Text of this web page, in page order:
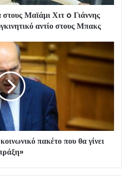
Μαϊάμι Χιτ o Γιάννης
αντίο στους Μπακς
πακέτο που θα γίνει